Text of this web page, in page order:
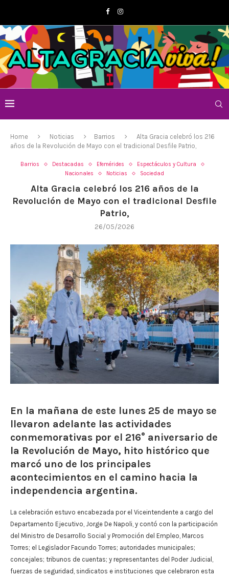
Home Noticias Barrios
Alta Gracia celebró los 216
años de la Revolución de Mayo con el tradicional Desfile Patrio,
Barrios Destacadas Efemérides
Espectáculos y Cultura
Nacionales
Noticias Sociedad
Alta Gracia celebró los 216 años de la
Revolución de Mayo con el tradicional Desfile
Patrio,
26/05/2026
En la mañana de este lunes 25 de mayo se
llevaron adelante las actividades
conmemorativas por el 216° aniversario de
la Revolución de Mayo, hito histórico que
marcó uno de los principales
acontecimientos en el camino hacia la
independencia argentina.
La celebración estuvo encabezada por el Viceintendente a cargo del
Departamento Ejecutivo, Jorge De Napoli, y contó con la participación
del Ministro de Desarrollo Social y Promoción del Empleo, Marcos
Torres; el Legislador Facundo Torres; autoridades municipales;
concejales; tribunos de cuentas; y representantes del Poder Judicial,
fuerzas de seguridad, sindicatos e instituciones que celebraron esta